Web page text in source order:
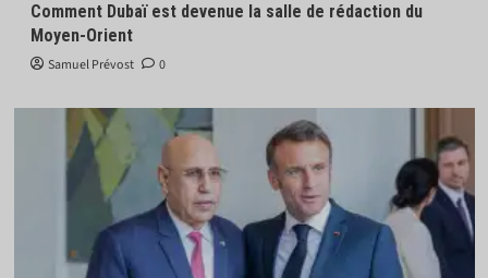
Comment Dubaï est devenue la salle de rédaction du
Moyen-Orient
Samuel Prévost 0